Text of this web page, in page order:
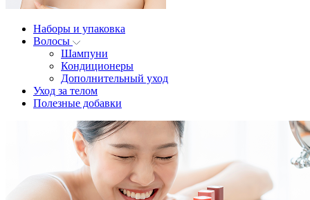
Наборы и упаковка
Волосы
Шампуни
Кондиционеры
Дополнительный уход
Уход за телом
Полезные добавки